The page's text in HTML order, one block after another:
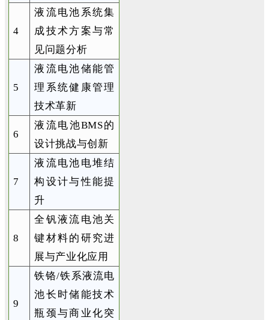
4
液流电池系统集
成技术方案与常
见问题分析
5
液流电池储能管
理系统健康管理
技术革新
6
液流电池BMS的
设计挑战与创新
7
液流电池电堆结
构设计与性能提
升
8
全钒液流电池关
键材料的研究进
展与产业化应用
9
铁铬/铁系液流电
池长时储能技术
瓶颈与商业化突